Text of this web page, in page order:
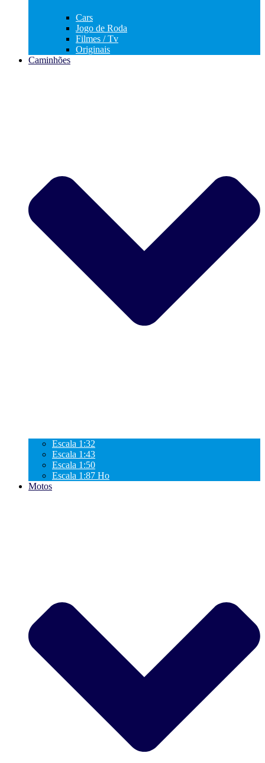
Cars
Jogo de Roda
Filmes / Tv
Originais
Caminhões
Escala 1:32
Escala 1:43
Escala 1:50
Escala 1:87 Ho
Motos